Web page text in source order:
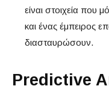
είναι στοιχεία που
και ένας έμπειρος
διασταυρώσουν.
Predictive